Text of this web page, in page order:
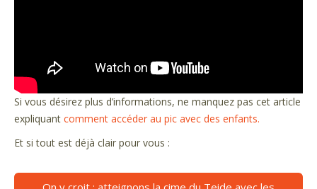
Si vous désirez plus d’informations, ne manquez pas cet article
expliquant comment accéder au pic avec des enfants.
Et si tout est déjà clair pour vous :